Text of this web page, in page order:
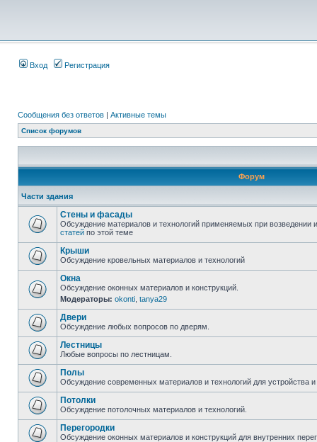
Вход Регистрация
Сообщения без ответов | Активные темы
Список форумов
Форум
Части здания
Стены и фасады
Обсуждение материалов и технологий применяемых при возведении
статей по этой теме
Крыши
Обсуждение кровельных материалов и технологий
Окна
Обсуждение оконных материалов и конструкций.
Модераторы: okonti tanya29
Двери
Обсуждение любых вопросов по дверям.
Лестницы
Любые вопросы по лестницам.
Полы
Обсуждение современных материалов и технологий для устройства
Потолки
Обсуждение потолочных материалов и технологий.
Перегородки
Обсуждение оконных материалов и конструкций для внутренних